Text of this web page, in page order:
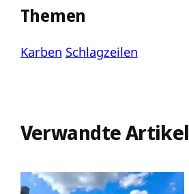
Themen
Karben Schlagzeilen
Verwandte Artikel